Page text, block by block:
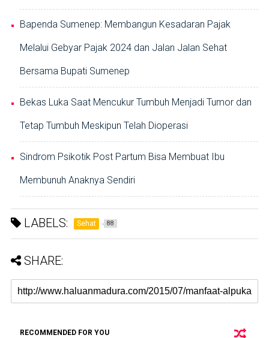
Bapenda Sumenep: Membangun Kesadaran Pajak
Melalui Gebyar Pajak 2024 dan Jalan Jalan Sehat
Bersama Bupati Sumenep
Bekas Luka Saat Mencukur Tumbuh Menjadi Tumor dan
Tetap Tumbuh Meskipun Telah Dioperasi
Sindrom Psikotik Post Partum Bisa Membuat Ibu
Membunuh Anaknya Sendiri
LABELS: Sehat 88
SHARE:
RECOMMENDED FOR YOU